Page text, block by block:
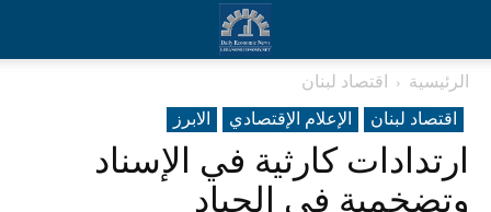
الرئيسية
اقتصاد لبنان
اقتصاد لبنان
الإعلام الإقتصادي الابرز
ارتدادات كارثية في الإسناد
وتضخمية في الحياد